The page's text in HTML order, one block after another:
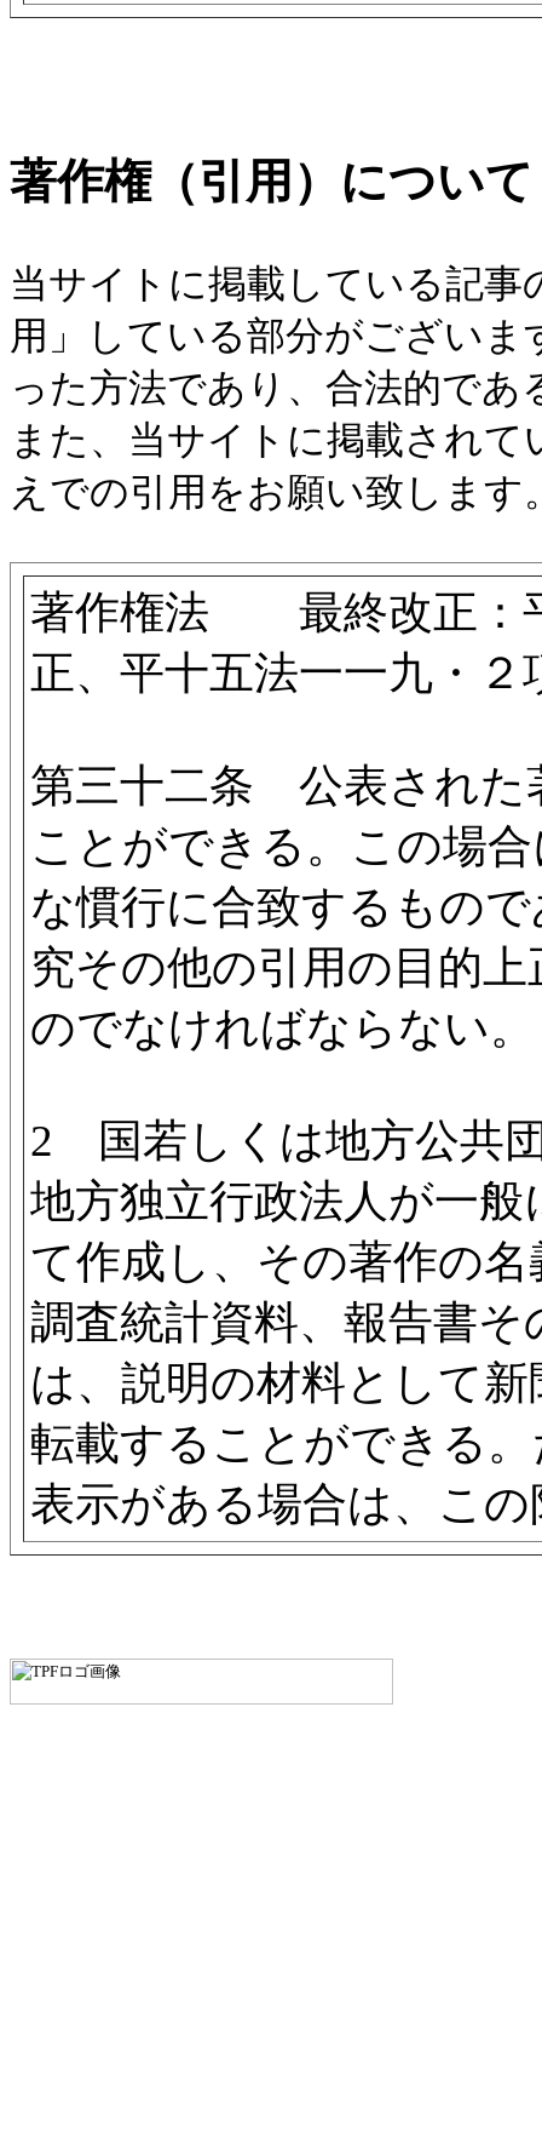
著作権（引用）について
当サイトに掲載している記
用」している部分がござい
った方法であり、合法的で
また、当サイトに掲載され
えでの引用をお願い致します
著作権法 最終改正：
正、平十五法一一九・２
第三十二条 公表された
ことができる。この場
な慣行に合致するもの
究その他の引用の目的
のでなければならない。
2 国若しくは地方公共
地方独立行政法人が一
て作成し、その著作の
調査統計資料、報告書
は、説明の材料として
転載することができる
表示がある場合は、こ